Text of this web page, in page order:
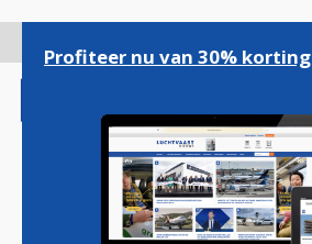
gaan
Profiteer nu van 30% korting